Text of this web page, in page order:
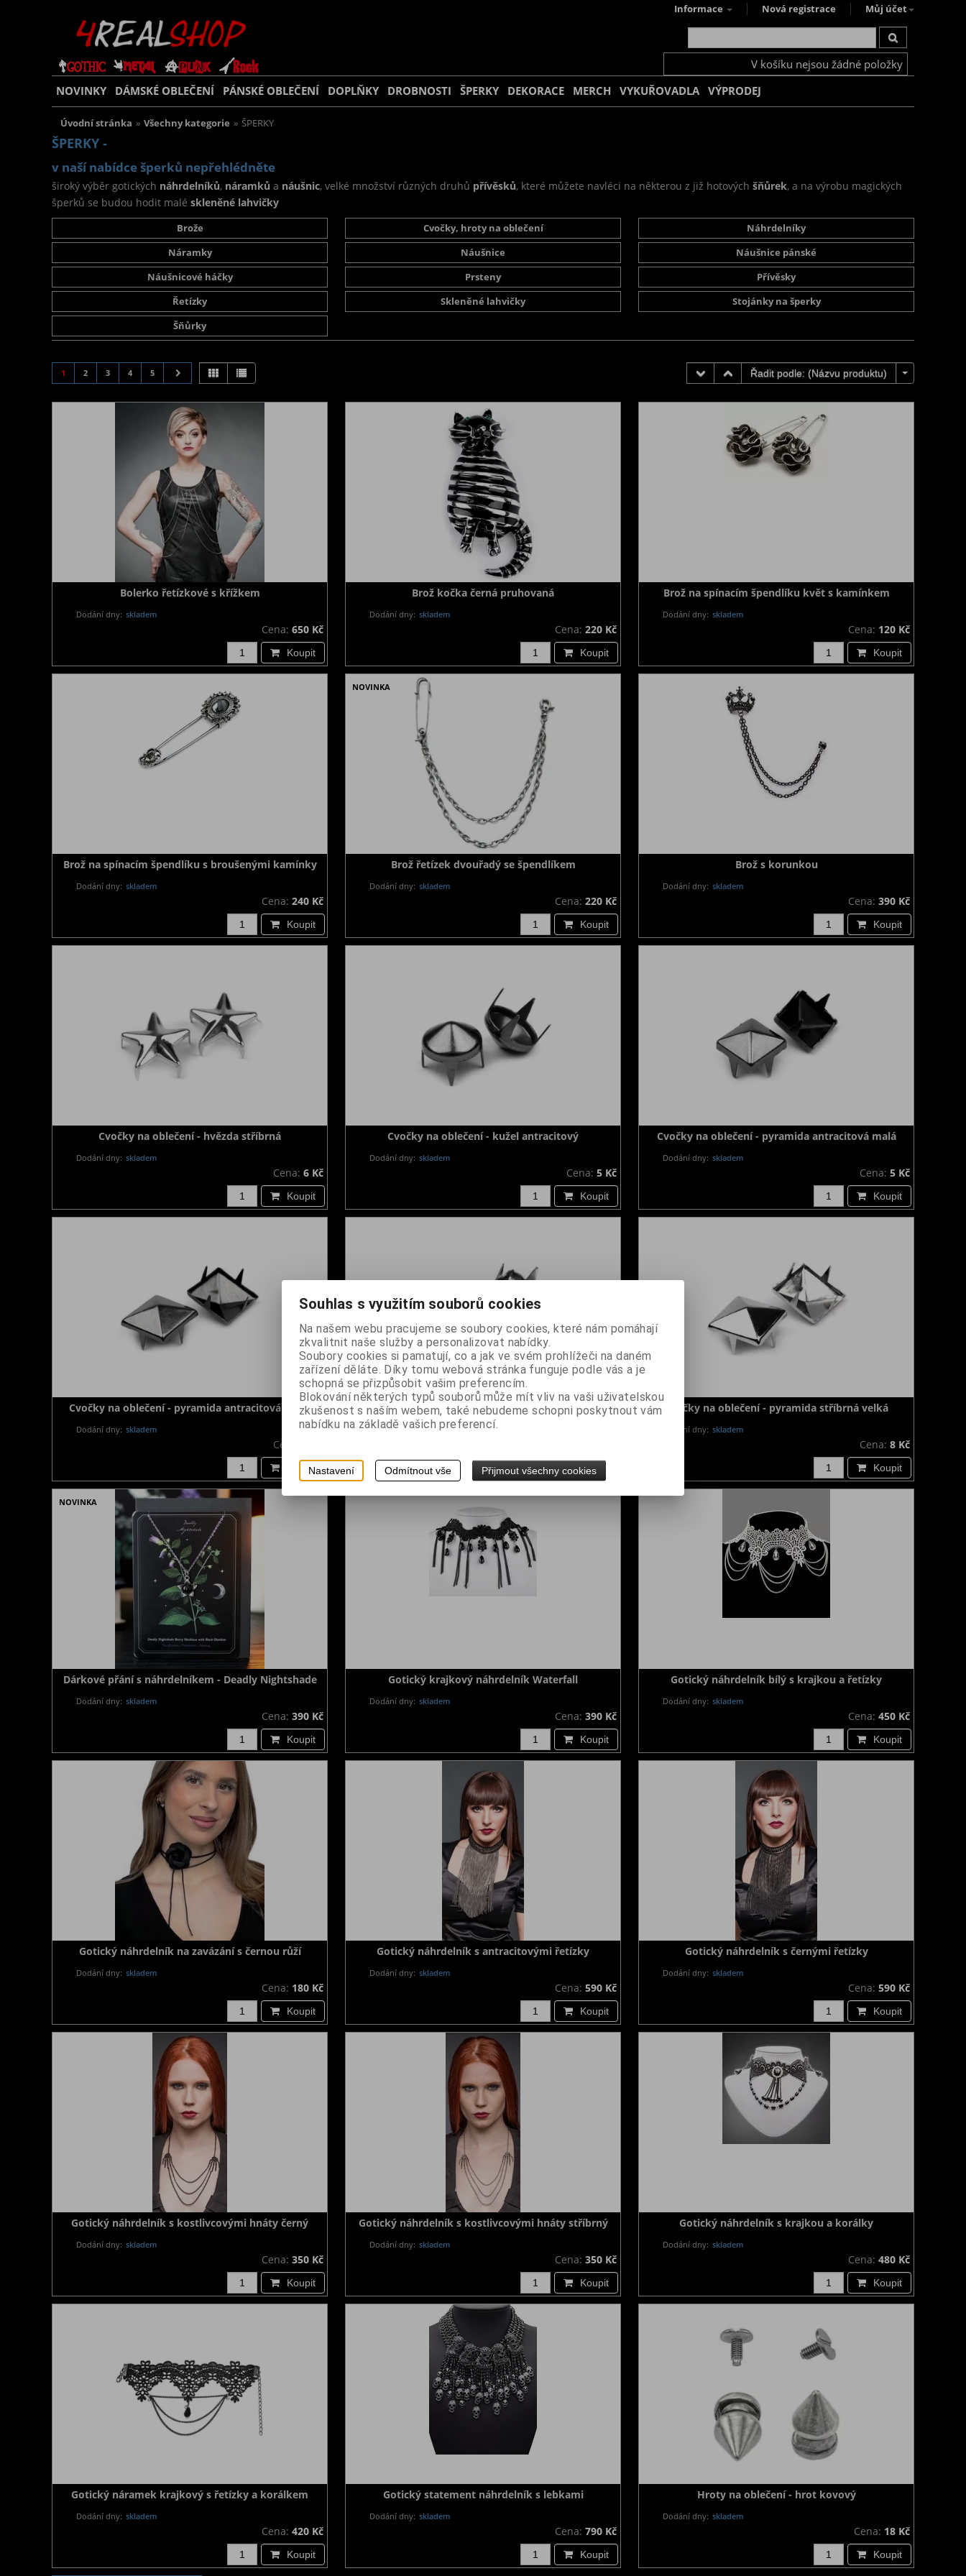
Informace Nová registrace Můj účet
V košíku nejsou žádné položky
NOVINKY DÁMSKÉ OBLEČENÍ PÁNSKÉ OBLEČENÍ DOPLŇKY DROBNOSTI ŠPERKY DEKORACE MERCH VYKUŘOVADLA VÝPRODEJ
Úvodní stránka » Všechny kategorie » ŠPERKY
ŠPERKY -
v naší nabídce šperků nepřehlédněte
široký výběr gotických náhrdelníků, náramků a náušnic, velké množství různých druhů přívěsků, které můžete navléci na některou z již hotových šňůrek, a na výrobu magických
šperků se budou hodit malé skleněné lahvičky
Brože Cvočky, hroty na oblečení
Náhrdelníky
Náramky
Náušnice
Náušnice pánské
Náušnicové háčky
Prsteny
Přívěsky
Řetízky
Skleněné lahvičky
Stojánky na šperky
Šňůrky
1 2 3 4 5 Řadit podle: (Názvu produktu)
Bolerko řetízkové s křížkem
Dodání dny: skladem
Cena: 650 Kč
Koupit
Brož kočka černá pruhovaná
Dodání dny: skladem
Cena: 220 Kč
Koupit
Brož na spínacím špendlíku květ s kamínkem
Dodání dny: skladem
Cena: 120 Kč
Koupit
Brož na spínacím špendlíku s broušenými kamínky
Dodání dny: skladem
Cena: 240 Kč
Koupit
NOVINKA
Brož řetízek dvouřadý se špendlíkem
Dodání dny: skladem
Cena: 220 Kč
Koupit
Brož s korunkou
Dodání dny: skladem
Cena: 390 Kč
Koupit
Cvočky na oblečení - hvězda stříbrná
Dodání dny: skladem
Cena: 6 Kč
Koupit
Cvočky na oblečení - kužel antracitový
Dodání dny: skladem
Cena: 5 Kč
Koupit
Cvočky na oblečení - pyramida antracitová malá
Dodání dny: skladem
Cena: 5 Kč
Koupit
Cvočky na oblečení - pyramida antracitová velká
Dodání dny: skladem
Cena:
Koupit
Cvočky na oblečení - pyramida stříbrná malá
Dodání dny:skladem
Koupit
Cvočky na oblečení - pyramida stříbrná velká
Dodání dny: skladem
Cena: 8 Kč
Koupit
NOVINKA
Dárkové přání s náhrdelníkem - Deadly Nightshade
Dodání dny: skladem
Cena: 390 Kč
Koupit
Gotický krajkový náhrdelník Waterfall
Dodání dny: skladem
Cena: 390 Kč
Koupit
Gotický náhrdelník bílý s krajkou a řetízky
Dodání dny: skladem
Cena: 450 Kč
Koupit
Gotický náhrdelník na zavázání s černou růží
Dodání dny: skladem
Cena: 180 Kč
Koupit
Gotický náhrdelník s antracitovými řetízky
Dodání dny: skladem
Cena: 590 Kč
Koupit
Gotický náhrdelník s černými řetízky
Dodání dny: skladem
Cena: 590 Kč
Koupit
Gotický náhrdelník s kostlivcovými hnáty černý
Dodání dny: skladem
Cena: 350 Kč
Koupit
Gotický náhrdelník s kostlivcovými hnáty stříbrný
Dodání dny: skladem
Cena: 350 Kč
Koupit
Gotický náhrdelník s krajkou a korálky
Dodání dny: skladem
Cena: 480 Kč
Koupit
Gotický náramek krajkový s řetízky a korálkem
Dodání dny: skladem
Cena: 420 Kč
Koupit
Gotický statement náhrdelník s lebkami
Dodání dny: skladem
Cena: 790 Kč
Koupit
Hroty na oblečení - hrot kovový
Dodání dny: skladem
Cena: 18 Kč
Koupit
Souhlas s využitím souborů cookies
Na našem webu pracujeme se soubory cookies, které nám pomáhají
zkvalitnit naše služby a personalizovat nabídky.
Soubory cookies si pamatují, co a jak ve svém prohlížeči na daném
zařízení děláte. Díky tomu webová stránka funguje podle vás a je
schopná se přizpůsobit vašim preferencím.
Blokování některých typů souborů může mít vliv na vaši uživatelskou
zkušenost s naším webem, také nebudeme schopni poskytnout vám
nabídku na základě vašich preferencí.
Nastavení Odmítnout vše Přijmout všechny cookies